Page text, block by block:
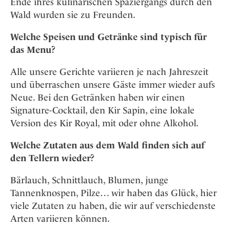
Wald wurden sie zu Freunden.
Welche Speisen und Getränke sind typisch für
das Menu?
Alle unsere Gerichte variieren je nach Jahreszeit
und überraschen unsere Gäste immer wieder aufs
Neue. Bei den Getränken haben wir einen
Signature-Cocktail, den Kir Sapin, eine lokale
Version des Kir Royal, mit oder ohne Alkohol.
Welche Zutaten aus dem Wald finden sich auf
den Tellern wieder?
Bärlauch, Schnittlauch, Blumen, junge
Tannenknospen, Pilze… wir haben das Glück, hier
viele Zutaten zu haben, die wir auf verschiedenste
Arten variieren können.